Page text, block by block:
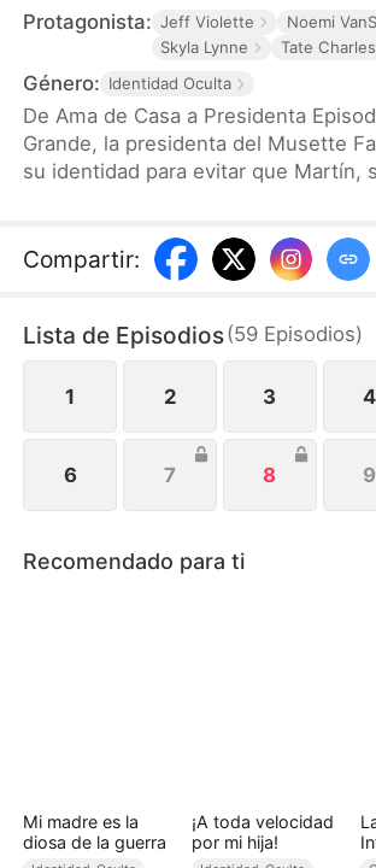
Protagonista: Jeff Violette
Noemi
Skyla Lynne
Tate
Género: Identidad Oculta
De Ama de Casa a Presidenta
Grande, la presidenta del Musette
su identidad para evitar que Martín,
revela su auténtica identidad en una
fin a la relación comercial con Martín
independiente.
Compartir:
Lista de Episodios(59 Episodios)
1 2 3 4
6 7 8 9
Recomendado para ti
Mi madre es la
diosa de la guerra
¡A toda velocidad
por mi hija!